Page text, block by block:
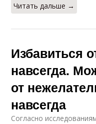
Читать дальше →
Избавиться
навсегда.
от
навсегда
Согласно